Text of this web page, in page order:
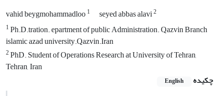
vahid beygmohammadloo1 seyed abbas alavi2
1Ph.D.tration. epartment of public Administration. Qazvin Branch
islamic azad university.Qazvin.Iran
2PhD. Student of Operations Research at University of Tehran,
Tehran, Iran
چکیده
English